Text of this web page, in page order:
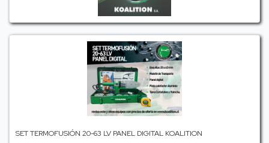
SET TERMOFUSIÓN 20-63 LV PANEL DIGITAL KOALITION